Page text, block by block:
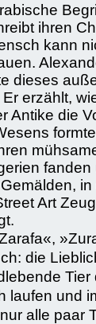
ihren
kann
dieses
erzählt,
Antike die
fanden
in
Art
die
Tier
laufen und
alle paar